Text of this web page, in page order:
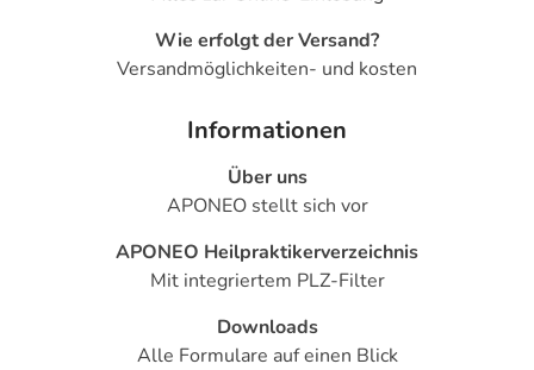
Wie erfolgt der Versand?
Versandmöglichkeiten- und kosten
Informationen
Über uns
APONEO stellt sich vor
APONEO Heilpraktikerverzeichnis
Mit integriertem PLZ-Filter
Downloads
Alle Formulare auf einen Blick